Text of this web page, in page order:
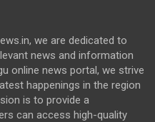
we are dedicated to
news and information
online news portal, we strive
happenings in the region
is to provide a
can access high-quality